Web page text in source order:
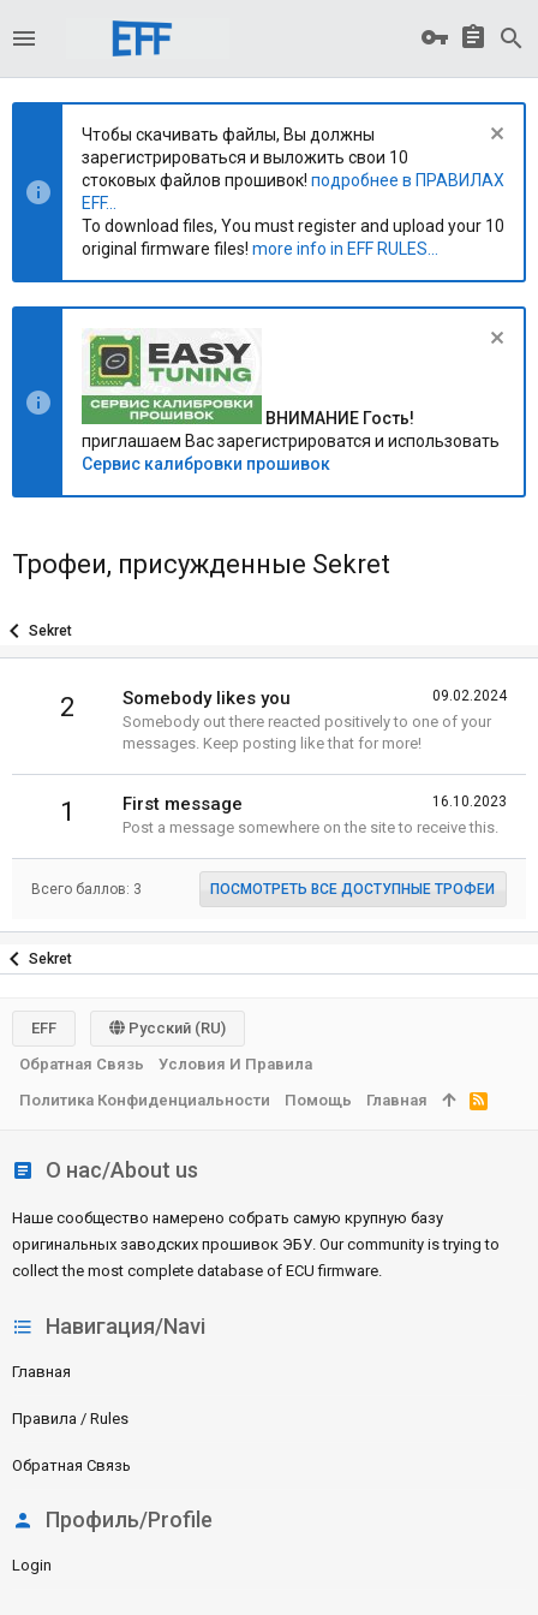
Чтобы скачивать файлы, Вы должны
зарегистрироваться и выложить свои 10
стоковых файлов прошивок! подробнее в ПРАВИЛАХ
EFF...
To download files, You must register and upload your 10
original firmware files! more info in EFF RULES...
ВНИМАНИЕ Гость!
приглашаем Вас зарегистрироватся и использовать
Сервис калибровки прошивок
Трофеи, присужденные Sekret
Sekret
2 09.02.2024
Somebody likes you
Somebody out there reacted positively to one of your
messages. Keep posting like that for more!
1 16.10.2023
First message
Post a message somewhere on the site to receive this.
Всего баллов: 3 ПОСМОТРЕТЬ ВСЕ ДОСТУПНЫЕ ТРОФЕИ
Sekret
О нас/About us
Наше сообщество намерено собрать самую крупную базу
оригинальных заводских прошивок ЭБУ. Our community is trying to
collect the most complete database of ECU firmware.
Навигация/Navi
Главная
Правила / Rules
Обратная Связь
Профиль/Profile
Login
EFF
Русский (RU)
Обратная Связь
Условия И Правила
Политика Конфиденциальности
Помощь Главная
R
S